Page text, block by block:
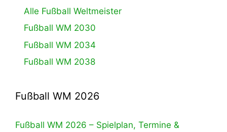
Alle Fußball Weltmeister
Fußball WM 2030
Fußball WM 2034
Fußball WM 2038
Fußball WM 2026
Fußball WM 2026 – Spielplan, Termine &